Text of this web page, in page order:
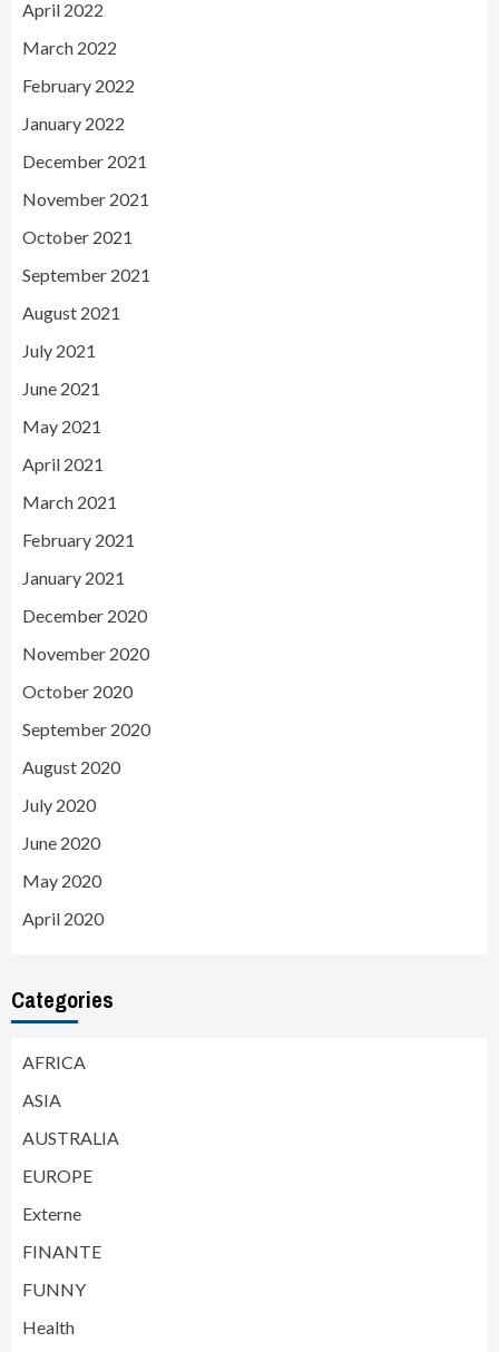
April 2022
March 2022
February 2022
January 2022
December 2021
November 2021
October 2021
September 2021
August 2021
July 2021
June 2021
May 2021
April 2021
March 2021
February 2021
January 2021
December 2020
November 2020
October 2020
September 2020
August 2020
July 2020
June 2020
May 2020
April 2020
Categories
AFRICA
ASIA
AUSTRALIA
EUROPE
Externe
FINANTE
FUNNY
Health